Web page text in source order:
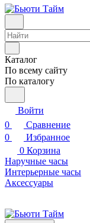
Каталог
По всему сайту
По каталогу
Войти
0
Сравнение
0
Избранное
0 Корзина
Наручные часы
Интерьерные часы
Аксессуары